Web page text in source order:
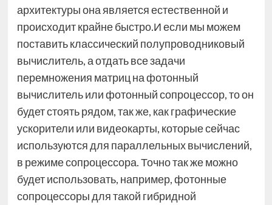
архитектуры она является естественной и
происходит крайне быстро.И если мы можем
поставить классический полупроводниковый
вычислитель, а отдать все задачи
перемножения матриц на фотонный
вычислитель или фотонный сопроцессор, то он
будет стоять рядом, так же, как графические
ускорители или видеокарты, которые сейчас
используются для параллельных вычислений,
в режиме сопроцессора. Точно так же можно
будет использовать, например, фотонные
сопроцессоры для такой гибридной